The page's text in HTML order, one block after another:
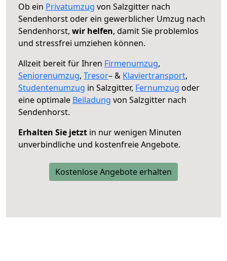
Ob ein Privatumzug von Salzgitter nach
Sendenhorst oder ein gewerblicher Umzug nach
Sendenhorst, wir helfen, damit Sie problemlos
und stressfrei umziehen können.
Allzeit bereit für Ihren Firmenumzug,
Seniorenumzug, Tresor– & Klaviertransport,
Studentenumzug in Salzgitter, Fernumzug oder
eine optimale Beiladung von Salzgitter nach
Sendenhorst.
Erhalten Sie jetzt in nur wenigen Minuten
unverbindliche und kostenfreie Angebote.
Kostenlose Angebote erhalten